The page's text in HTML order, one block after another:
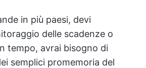
in più paesi, devi
delle scadenze o
tempo, avrai bisogno di
semplici promemoria del